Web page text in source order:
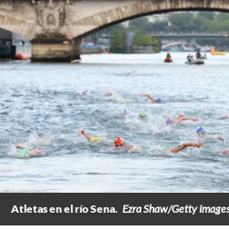
Atletas en el río Sena. Ezra Shaw/Getty